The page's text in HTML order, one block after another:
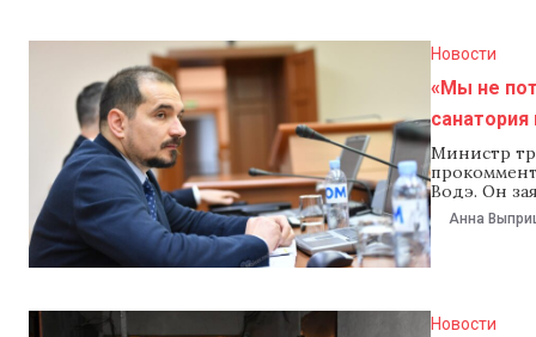
Новости
«Мы не
Министр
Водэ. Он
деталей.
Анна
Новости